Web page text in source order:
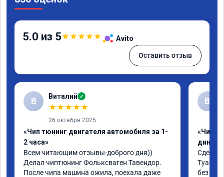
5.0 из 5★★★★★ Avito
Оставить отзыв
В Виталий ✓
★★★★★
26 октября 2025
«Чип тюнинг двигателя автомобиля за 1-
2 часа»
Всем читающим отзывы-доброго дня))
Делал чиптюнинг Фольксваген Тавендор.
После чипа машина ожила, поехала даже
В
«Чип
Туарег
без